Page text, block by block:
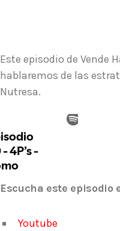
Este episodio de Vende
hablaremos de las
Nutresa.
Escucha este episodio
Youtube